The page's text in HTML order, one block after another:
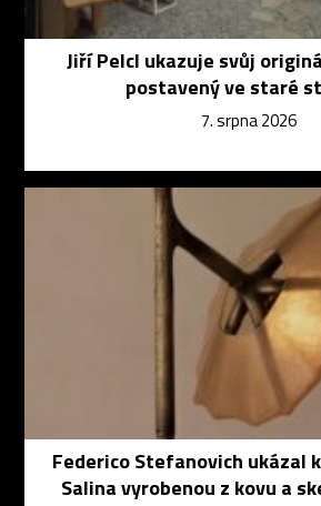
Jiří Pelcl ukazuje svůj
postavený ve staré
7. srpna 2026
Federico Stefanovich ukázal
Salina vyrobenou z kovu a